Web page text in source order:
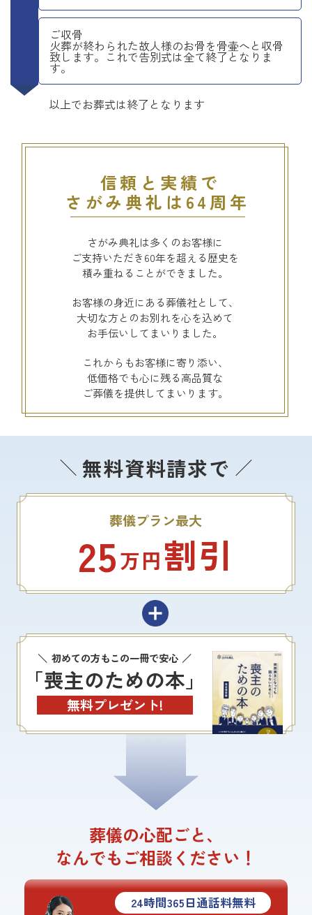
ご収骨
火葬が終わられた故人様のお骨を骨壷へと収骨
致します。これで告別式は全て終了となりま
す。
以上でお葬式は終了となります
信頼と実績で
さがみ典礼は64周年
さがみ典礼は多くのお客様に
ご支持いただき60年を超える歴史を
積み重ねることができました。
お客様の身近にある葬儀社として、
大切な方とのお別れを心を込めて
お手伝いしてまいりました。
これからもお客様に寄り添い、
低価格でも心に残る高品質な
ご葬儀を提供してまいります。
無料資料請求で
葬儀プラン最大
25万円割引
初めての方もこの一冊で安心
「喪主のための本」
無料プレゼント!
葬儀の心配ごと、
なんでもご相談ください！
24時間365日通話料無料